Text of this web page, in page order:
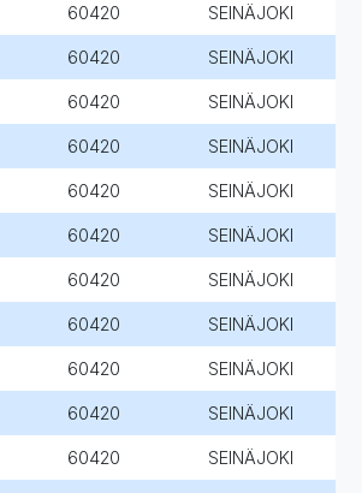
60420 SEINÄJOKI
60420 SEINÄJOKI
60420 SEINÄJOKI
60420 SEINÄJOKI
60420 SEINÄJOKI
60420 SEINÄJOKI
60420 SEINÄJOKI
60420 SEINÄJOKI
60420 SEINÄJOKI
60420 SEINÄJOKI
60420 SEINÄJOKI